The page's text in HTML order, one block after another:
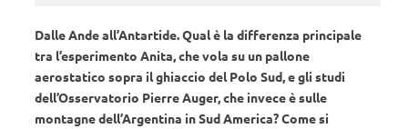
Dalle Ande all’Antartide. Qual è la differenza principale
tra l’esperimento Anita, che vola su un pallone
aerostatico sopra il ghiaccio del Polo Sud, e gli studi
dell’Osservatorio Pierre Auger, che invece è sulle
montagne dell’Argentina in Sud America? Come si